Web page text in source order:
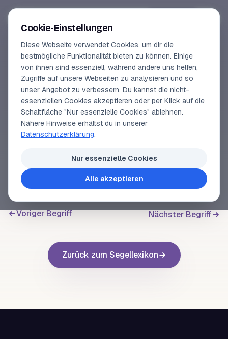
Online-Kurse
Vorschau
Erfahrungen
Lehrbuchautor
SEGELLEXIKON
Kielfinne
Bei einemKurzkielerdas Verbindungsstück
hängt an der Kielfinne.
Voriger Begriff Nächster Begriff
Zurück zum Segellexikon
Cookie-Einstellungen
Diese Webseite verwendet Cookies, um dir die
bestmögliche Funktionalität bieten zu können. Einige
von ihnen sind essenziell, während andere uns helfen,
Zugriffe auf unsere Webseiten zu analysieren und so
unser Angebot zu verbessern. Du kannst die nicht-
essenziellen Cookies akzeptieren oder per Klick auf die
Schaltfläche "Nur essenzielle Cookies" ablehnen.
Nähere Hinweise erhältst du in unserer
Datenschutzerklärung.
Nur essenzielle Cookies
Alle akzeptieren